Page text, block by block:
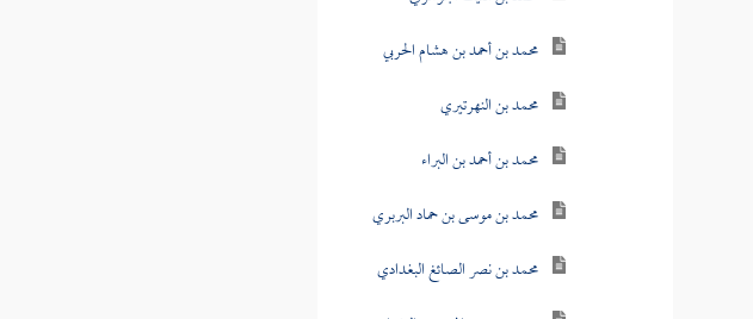
محمد بن أحمد بن هشام الحربي
محمد بن النهرتيري
محمد بن أحمد بن البراء
محمد بن موسى بن حماد البربري
محمد بن نصر الصائغ البغدادي